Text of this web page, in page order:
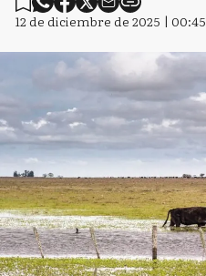
12 de diciembre de 2025 | 00:45